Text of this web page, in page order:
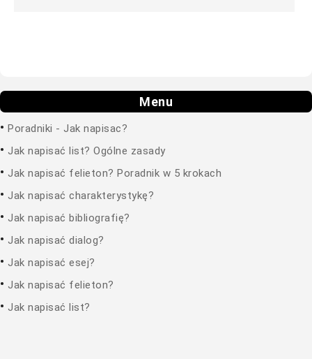
Menu
• Poradniki - Jak napisac?
• Jak napisać list? Ogólne zasady
• Jak napisać felieton? Poradnik w 5 krokach
• Jak napisać charakterystykę?
• Jak napisać bibliografię?
• Jak napisać dialog?
• Jak napisać esej?
• Jak napisać felieton?
• Jak napisać list?